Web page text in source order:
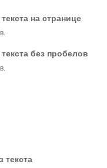
на странице
без пробелов
текста